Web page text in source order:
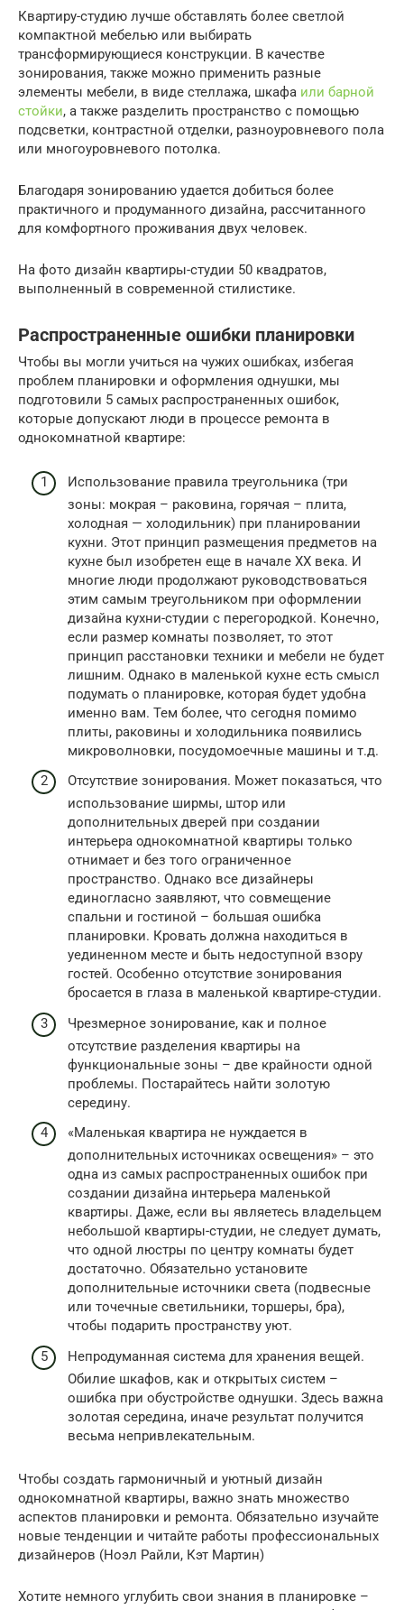
Квартиру-студию лучше обставлять более светлой
компактной мебелью или выбирать
трансформирующиеся конструкции. В качестве
зонирования, также можно применить разные
элементы мебели, в виде стеллажа, шкафа или барной
стойки, а также разделить пространство с помощью
подсветки, контрастной отделки, разноуровневого пола
или многоуровневого потолка.
Благодаря зонированию удается добиться более
практичного и продуманного дизайна, рассчитанного
для комфортного проживания двух человек.
На фото дизайн квартиры-студии 50 квадратов,
выполненный в современной стилистике.
Распространенные ошибки планировки
Чтобы вы могли учиться на чужих ошибках, избегая
проблем планировки и оформления однушки, мы
подготовили 5 самых распространенных ошибок,
которые допускают люди в процессе ремонта в
однокомнатной квартире:
Использование правила треугольника (три
зоны: мокрая – раковина, горячая – плита,
холодная — холодильник) при планировании
кухни. Этот принцип размещения предметов на
кухне был изобретен еще в начале ХХ века. И
многие люди продолжают руководствоваться
этим самым треугольником при оформлении
дизайна кухни-студии с перегородкой. Конечно,
если размер комнаты позволяет, то этот
принцип расстановки техники и мебели не будет
лишним. Однако в маленькой кухне есть смысл
подумать о планировке, которая будет удобна
именно вам. Тем более, что сегодня помимо
плиты, раковины и холодильника появились
микроволновки, посудомоечные машины и т.д.
Отсутствие зонирования. Может показаться, что
использование ширмы, штор или
дополнительных дверей при создании
интерьера однокомнатной квартиры только
отнимает и без того ограниченное
пространство. Однако все дизайнеры
единогласно заявляют, что совмещение
спальни и гостиной – большая ошибка
планировки. Кровать должна находиться в
уединенном месте и быть недоступной взору
гостей. Особенно отсутствие зонирования
бросается в глаза в маленькой квартире-студии.
Чрезмерное зонирование, как и полное
отсутствие разделения квартиры на
функциональные зоны – две крайности одной
проблемы. Постарайтесь найти золотую
середину.
«Маленькая квартира не нуждается в
дополнительных источниках освещения» – это
одна из самых распространенных ошибок при
создании дизайна интерьера маленькой
квартиры. Даже, если вы являетесь владельцем
небольшой квартиры-студии, не следует думать,
что одной люстры по центру комнаты будет
достаточно. Обязательно установите
дополнительные источники света (подвесные
или точечные светильники, торшеры, бра),
чтобы подарить пространству уют.
Непродуманная система для хранения вещей.
Обилие шкафов, как и открытых систем –
ошибка при обустройстве однушки. Здесь важна
золотая середина, иначе результат получится
весьма непривлекательным.
Чтобы создать гармоничный и уютный дизайн
однокомнатной квартиры, важно знать множество
аспектов планировки и ремонта. Обязательно изучайте
новые тенденции и читайте работы профессиональных
дизайнеров (Ноэл Райли, Кэт Мартин)
Хотите немного углубить свои знания в планировке –